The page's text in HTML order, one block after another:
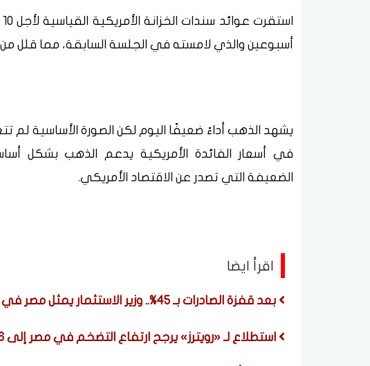
أسبوعين والذي لامسته في الجلسة السابقة، مما قلل من
يشهد الذهب أداءً ضعيفًا اليوم لكن الصورة الأساسية
في أسعار الفائدة الأمريكية يدعم الذهب بشكل
الضعيفة التي تصدر عن الاقتصاد الأمريكي.
اقرأ ايضا
بعد قفزة الصادرات بـ 45%.. وزير الاستثمار يمثل مصر في اجتماعات وزراء تجارة «بريكس»
استطلاع لـ «رويترز» يرجح ارتفاع التضخم في مصر إلى 15.6% في يوليو قبل تراجعه بالربع الرابع